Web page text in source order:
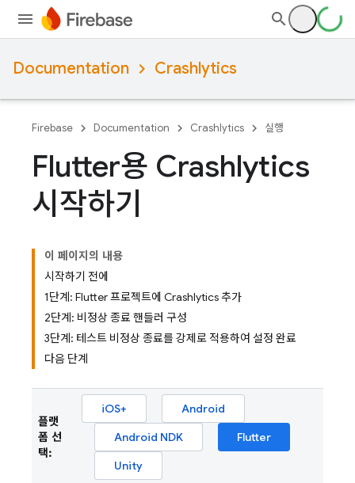
Documentation Crashlytics
Firebase Documentation Crashlytics 실행
Flutter용 Crashlytics
시작하기
이 페이지의 내용
시작하기 전에
1단계: Flutter 프로젝트에 Crashlytics 추가
2단계: 비정상 종료 핸들러 구성
3단계: 테스트 비정상 종료를 강제로 적용하여 설정 완료
다음 단계
플랫
폼 선
택:
iOS+
Android
Android NDK
Flutter
Unity